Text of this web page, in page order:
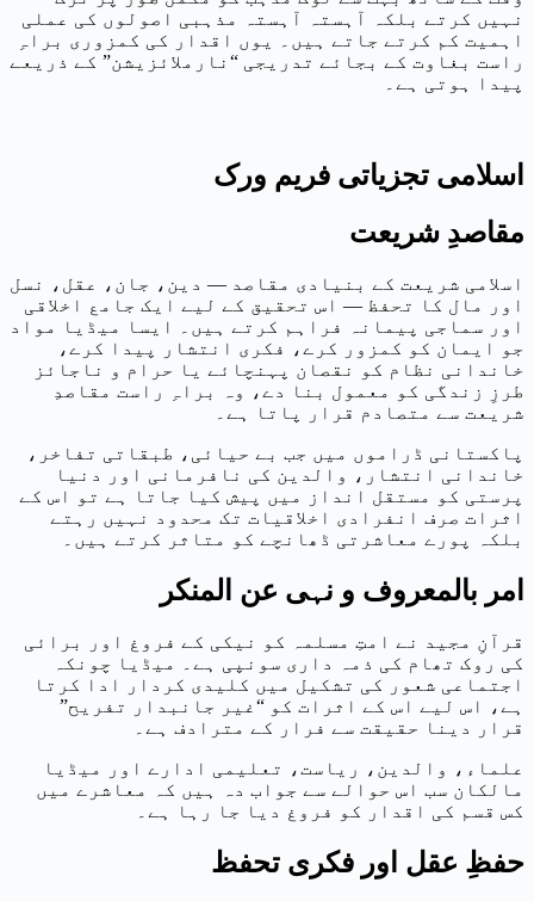
نہیں کرتے بلکہ آہستہ آہستہ مذہبی اصولوں کی عملی
اہمیت کم کرتے جاتے ہیں۔ یوں اقدار کی کمزوری براہِ
راست بغاوت کے بجائے تدریجی “نارملائزیشن” کے ذریعے
پیدا ہوتی ہے۔
اسلامی تجزیاتی فریم ورک
مقاصدِ شریعت
اسلامی شریعت کے بنیادی مقاصد — دین، جان، عقل، نسل
اور مال کا تحفظ — اس تحقیق کے لیے ایک جامع اخلاقی
اور سماجی پیمانہ فراہم کرتے ہیں۔ ایسا میڈیا مواد
جو ایمان کو کمزور کرے، فکری انتشار پیدا کرے،
خاندانی نظام کو نقصان پہنچائے یا حرام و ناجائز
طرزِ زندگی کو معمول بنا دے، وہ براہِ راست مقاصدِ
شریعت سے متصادم قرار پاتا ہے۔
پاکستانی ڈراموں میں جب بے حیائی، طبقاتی تفاخر،
خاندانی انتشار، والدین کی نافرمانی اور دنیا
پرستی کو مستقل انداز میں پیش کیا جاتا ہے تو اس کے
اثرات صرف انفرادی اخلاقیات تک محدود نہیں رہتے
بلکہ پورے معاشرتی ڈھانچے کو متاثر کرتے ہیں۔
امر بالمعروف و نہی عن المنکر
قرآنِ مجید نے امتِ مسلمہ کو نیکی کے فروغ اور برائی
کی روک تھام کی ذمہ داری سونپی ہے۔ میڈیا چونکہ
اجتماعی شعور کی تشکیل میں کلیدی کردار ادا کرتا
ہے، اس لیے اس کے اثرات کو “غیر جانبدار تفریح”
قرار دینا حقیقت سے فرار کے مترادف ہے۔
علماء، والدین، ریاست، تعلیمی ادارے اور میڈیا
مالکان سب اس حوالے سے جواب دہ ہیں کہ معاشرے میں
کس قسم کی اقدار کو فروغ دیا جا رہا ہے۔
حفظِ عقل اور فکری تحفظ